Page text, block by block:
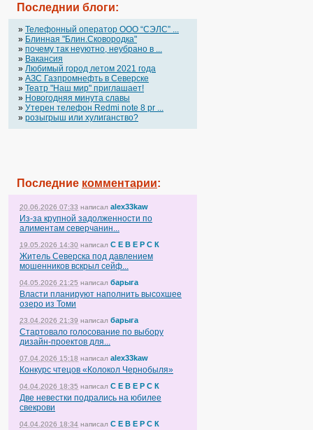
Последнии блоги:
» Телефонный оператор OOO “СЭЛС” ...
» Блинная "Блин.Сковородка"
» почему так неуютно, неубрано в ...
» Вакансия
» Любимый город летом 2021 года
» АЗС Газпромнефть в Северске
» Театр "Наш мир" приглашает!
» Новогодняя минута славы
» Утерен телефон Redmi note 8 pr ...
» розыгрыш или хулиганство?
Последние комментарии:
20.06.2026 07:33 написал alex33kaw
Из-за крупной задолженности по
алиментам северчанин...
19.05.2026 14:30 написал С Е В Е Р С К
Житель Северска под давлением
мошенников вскрыл сейф...
04.05.2026 21:25 написал барыга
Власти планируют наполнить высохшее
озеро из Томи
23.04.2026 21:39 написал барыга
Стартовало голосование по выбору
дизайн-проектов для...
07.04.2026 15:18 написал alex33kaw
Конкурс чтецов «Колокол Чернобыля»
04.04.2026 18:35 написал С Е В Е Р С К
Две невестки подрались на юбилее
свекрови
04.04.2026 18:34 написал С Е В Е Р С К